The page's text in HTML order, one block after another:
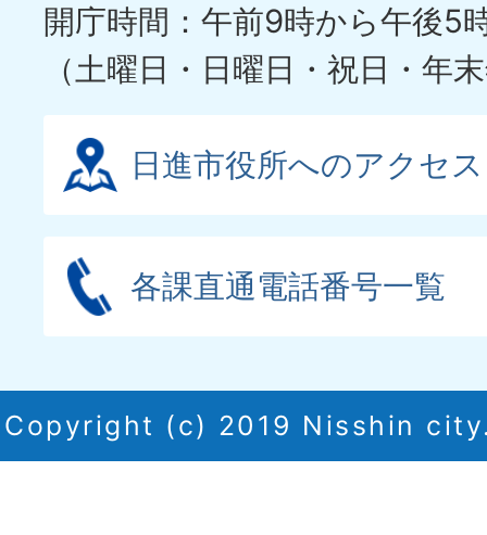
開庁時間：午前9時から午後5
（土曜日・日曜日・祝日・年
日進市役所へのアクセス
各課直通電話番号一覧
Copyright (c) 2019 Nisshin